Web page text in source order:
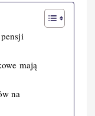
mają
na